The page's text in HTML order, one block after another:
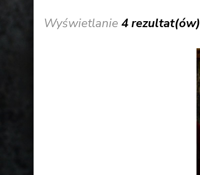
Wyświetlanie 4 rezultat(ów)